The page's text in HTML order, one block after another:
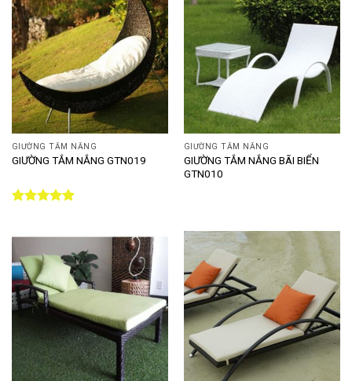
GIƯỜNG TẮM NẮNG
GIƯỜNG TẮM NẮNG GTN019
5 sao
GIƯỜNG TẮM NẮNG
GIƯỜNG TẮM NẮNG BÃI BIỂN
GTN010